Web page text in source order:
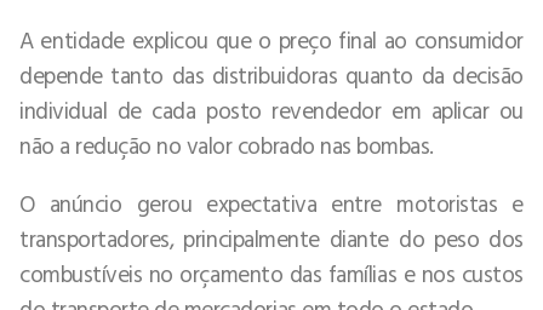
A entidade explicou que o preço final ao consumidor
depende tanto das distribuidoras quanto da decisão
individual de cada posto revendedor em aplicar ou
não a redução no valor cobrado nas bombas.
O anúncio gerou expectativa entre motoristas e
transportadores, principalmente diante do peso dos
combustíveis no orçamento das famílias e nos custos